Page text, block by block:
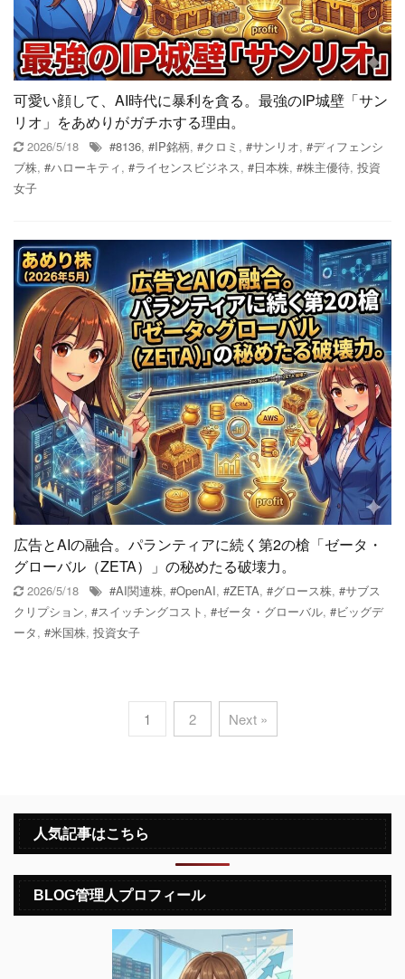
可愛い顔して、AI時代に暴利を貪る。最強のIP城壁「サン
リオ」をあめりがガチホする理由。
2026/5/18 #8136, #IP銘柄, #クロミ , #サンリオ, #ディフェンシ
ブ株, #ハローキティ, #ライセンスビジネス, #日本株, #株主優待, 投資
女子
広告とAIの融合。パランティアに続く第2の槍「ゼータ・
グローバル（ZETA）」の秘めたる破壊力。
2026/5/18 #AI関連株, #OpenAI, #ZETA, #グロース株, #サブス
クリプション, #スイッチングコスト , #ゼータ・グローバル, #ビッグデ
ータ, #米国株, 投資女子
1 2 Next »
人気記事はこちら
BLOG管理人プロフィール